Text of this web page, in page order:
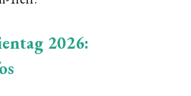
2026: